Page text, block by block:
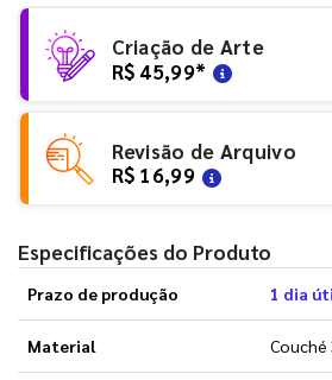
Criação de Arte
R$ 45,99*
Revisão de Arquivo
R$ 16,99
Especificações do Produto
Prazo de produção 1 dia
Material Couché